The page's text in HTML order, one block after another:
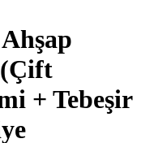
(Çift
+ Tebeşir